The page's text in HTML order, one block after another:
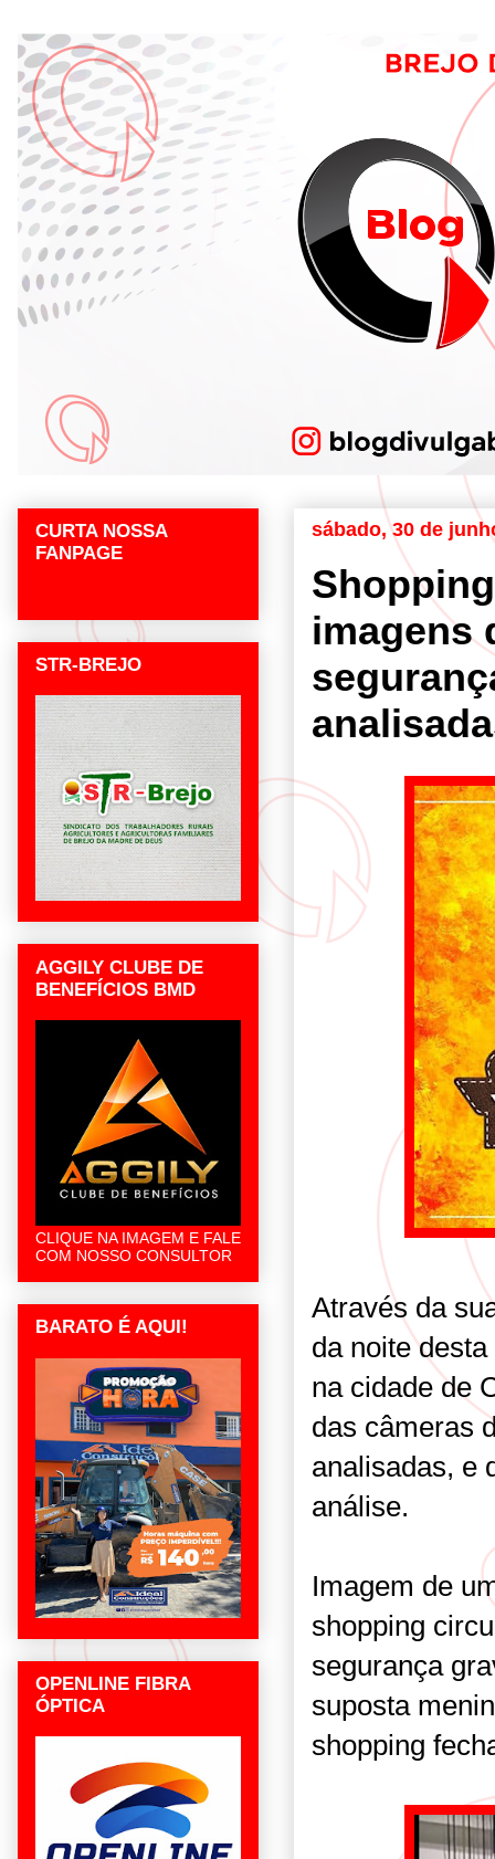
sábado, 30 de
imagens
Através da
da noite
na cidade de
das câmeras
analisadas, e
análise.
Imagem de
shopping
segurança
suposta
shopping
CURTA NOSSA
FANPAGE
STR-BREJO
AGGILY CLUBE DE
BENEFÍCIOS BMD
CLIQUE NA IMAGEM E FALE
COM NOSSO CONSULTOR
BARATO É AQUI!
OPENLINE FIBRA
ÓPTICA